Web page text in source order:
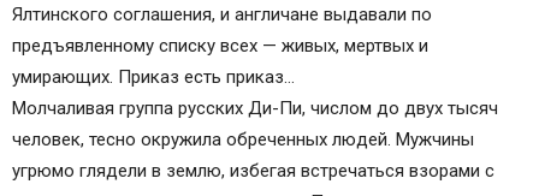
Ялтинского соглашения, и англичане выдавали по
предъявленному списку всех — живых, мертвых и
умирающих. Приказ есть приказ…
Молчаливая группа русских Ди-Пи, числом до двух тысяч
человек, тесно окружила обреченных людей. Мужчины
угрюмо глядели в землю, избегая встречаться взорами с